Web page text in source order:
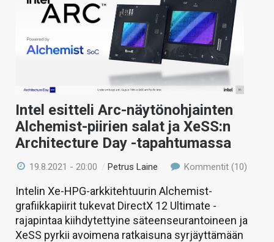
Intel esitteli Arc-näytönohjainten
Alchemist-piirien salat ja XeSS:n
Architecture Day -tapahtumassa
19.8.2021 - 20:00 /Petrus Laine Kommentit (10)
Intelin Xe-HPG-arkkitehtuurin Alchemist-
grafiikkapiirit tukevat DirectX 12 Ultimate -
rajapintaa kiihdytettyine säteenseurantoineen ja
XeSS pyrkii avoimena ratkaisuna syrjäyttämään